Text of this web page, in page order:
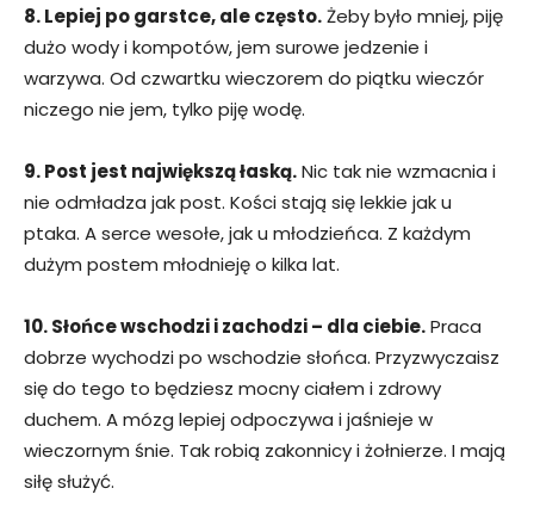
8. Lepiej po garstce, ale często.Żeby było mniej, piję
dużo wody i kompotów, jem surowe jedzenie i
warzywa. Od czwartku wieczorem do piątku wieczór
niczego nie jem, tylko piję wodę.
9. Post jest największą łaską.Nic tak nie wzmacnia i
nie odmładza jak post. Kości stają się lekkie jak u
ptaka. A serce wesołe, jak u młodzieńca. Z każdym
dużym postem młodnieję o kilka lat.
10. Słońce wschodzi i zachodzi – dla ciebie.Praca
dobrze wychodzi po wschodzie słońca. Przyzwyczaisz
się do tego to będziesz mocny ciałem i zdrowy
duchem. A mózg lepiej odpoczywa i jaśnieje w
wieczornym śnie. Tak robią zakonnicy i żołnierze. I mają
siłę służyć.